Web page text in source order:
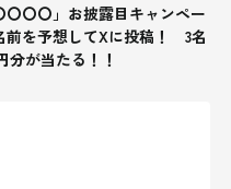
〇〇〇」お披露目キャンペー
を予想してXに投稿！ 3名
が当たる！！